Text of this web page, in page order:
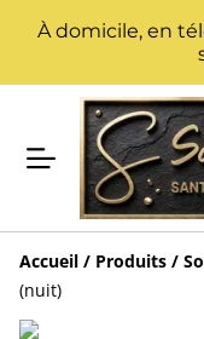
À domicile, en
Accueil / Produits /
(nuit)